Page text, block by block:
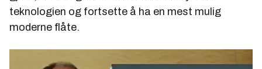
teknologien og fortsette å ha en mest mulig
moderne flåte.